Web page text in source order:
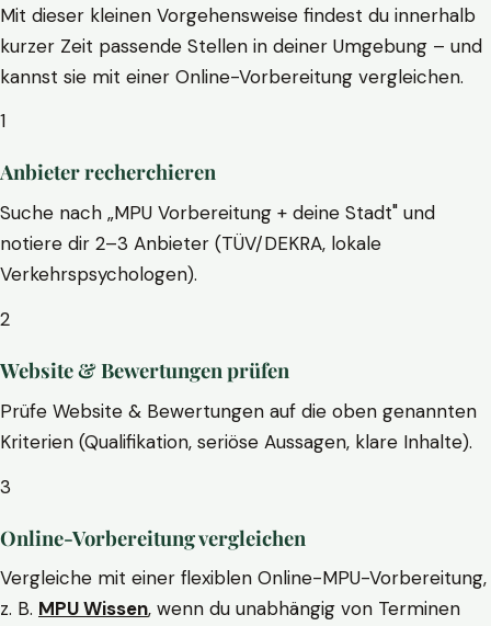
Mit dieser kleinen Vorgehensweise findest du innerhalb
kurzer Zeit passende Stellen in deiner Umgebung – und
kannst sie mit einer Online-Vorbereitung vergleichen.
1
Anbieter recherchieren
Suche nach „MPU Vorbereitung + deine Stadt" und
notiere dir 2–3 Anbieter (TÜV/DEKRA, lokale
Verkehrspsychologen).
2
Website & Bewertungen prüfen
Prüfe Website & Bewertungen auf die oben genannten
Kriterien (Qualifikation, seriöse Aussagen, klare Inhalte).
3
Online-Vorbereitung vergleichen
Vergleiche mit einer flexiblen Online-MPU-Vorbereitung,
z. B. MPU Wissen, wenn du unabhängig von Terminen